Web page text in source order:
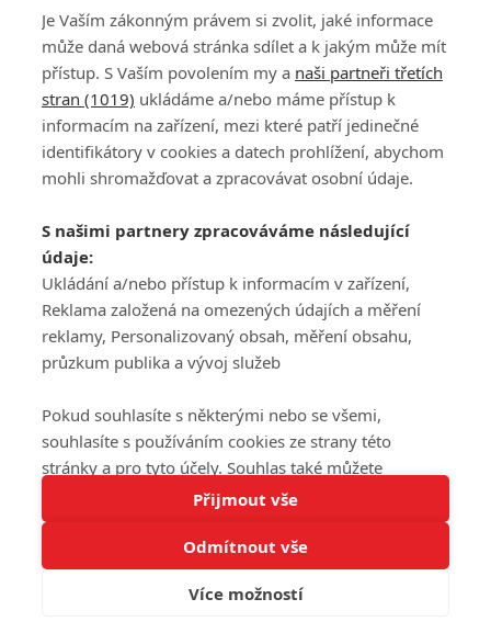
Tato stránka používá soubory cookies.
Rozumím
Je Vaším zákonným právem si zvolit, jaké informace
může daná webová stránka sdílet a k jakým může mít
přístup. S Vaším povolením my a naši partneři třetích
stran (1019) ukládáme a/nebo máme přístup k
informacím na zařízení, mezi které patří jedinečné
identifikátory v cookies a datech prohlížení, abychom
mohli shromažďovat a zpracovávat osobní údaje.
S našimi partnery zpracováváme následující
údaje:
Ukládání a/nebo přístup k informacím v zařízení,
Reklama založená na omezených údajích a měření
reklamy, Personalizovaný obsah, měření obsahu,
průzkum publika a vývoj služeb
Pokud souhlasíte s některými nebo se všemi,
souhlasíte s používáním cookies ze strany této
stránky a pro tyto účely. Souhlas také můžete
odmítnout, ale v takovém případě vám na stránce
nebudou k dispozici některé personalizované funkce.
Vaše volby souhlasu se budou vztahovat pouze na
tuto webovou stránku. Vaše nastavení a odvolání
souhlasu můžete kdykoli změnit na stránce s
Přijmout vše
Odmítnout vše
Více možností